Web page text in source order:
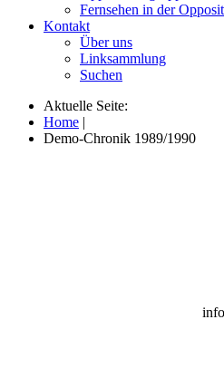
Fernsehen in der
Kontakt
Über uns
Linksammlung
Suchen
Aktuelle Seite:
Home |
Demo-Chronik 1989/1990